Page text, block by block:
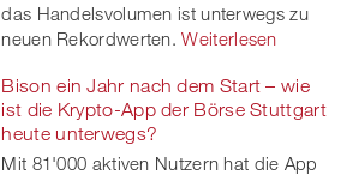
das Handelsvolumen ist unterwegs zu
neuen Rekordwerten. Weiterlesen
Bison ein Jahr nach dem Start – wie
ist die Krypto-App der Börse Stuttgart
heute unterwegs?
Mit 81'000 aktiven Nutzern hat die App